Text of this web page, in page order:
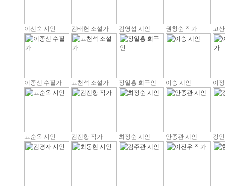
이선숙 시인 김태헌 소설가 김영섭 시인 권창순 작가 고
이종신 수필가 고천석 소설가 장일홍 희곡인 이승 시인 이
고순옥 시인 김진항 작가 최정순 시인 안종관 시인 강